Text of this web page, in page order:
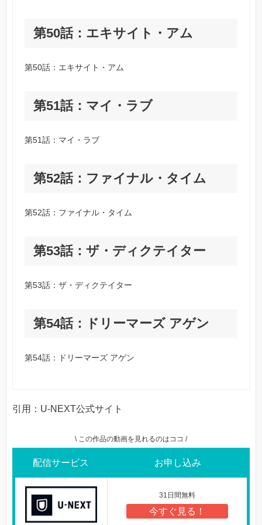
第50話：エキサイト・アム
第50話：エキサイト・アム
第51話：マイ・ラブ
第51話：マイ・ラブ
第52話：ファイナル・タイム
第52話：ファイナル・タイム
第53話：ザ・ディクテイター
第53話：ザ・ディクテイター
第54話：ドリーマーズ アゲン
第54話：ドリーマーズ アゲン
引用：U-NEXT公式サイト
\ この作品の動画を見れるのはココ /
配信サービス お申し込み
31日間無料
今すぐ見る！